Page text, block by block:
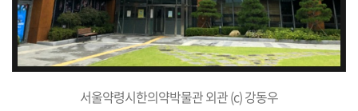
서울약령시한의약박물관 외관 (c) 강동우